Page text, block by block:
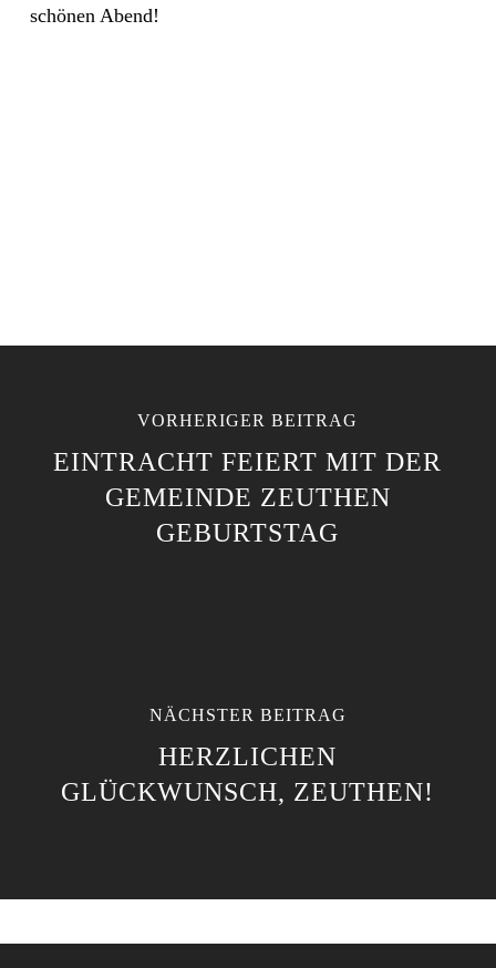
schönen Abend!
VORHERIGER BEITRAG
EINTRACHT FEIERT MIT DER
GEMEINDE ZEUTHEN
GEBURTSTAG
NÄCHSTER BEITRAG
HERZLICHEN
GLÜCKWUNSCH, ZEUTHEN!